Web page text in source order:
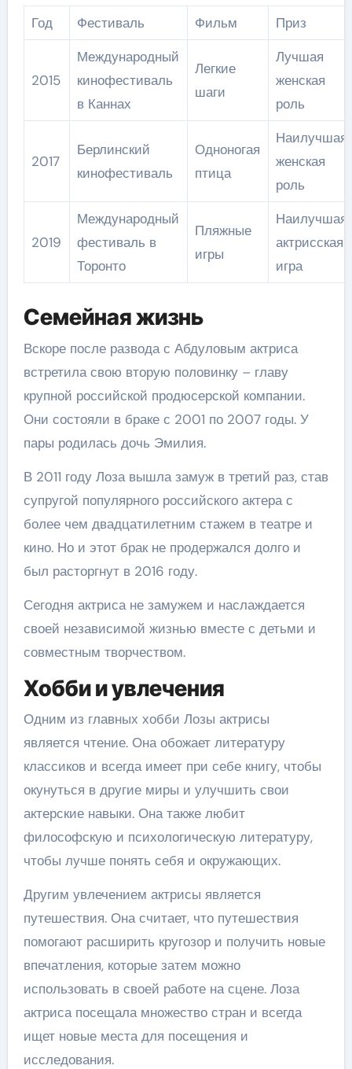
Год Фестиваль Фильм Приз
2015
Международный
кинофестиваль
в Каннах
Легкие
шаги
Лучшая
женская
роль
2017
Берлинский
кинофестиваль
Одноногая
птица
Наилучшая
женская
роль
2019
Международный
фестиваль в
Торонто
Пляжные
игры
Наилучшая
актрисская
игра
Семейная жизнь
Вскоре после развода с Абдуловым актриса
встретила свою вторую половинку – главу
крупной российской продюсерской компании.
Они состояли в браке с 2001 по 2007 годы. У
пары родилась дочь Эмилия.
В 2011 году Лоза вышла замуж в третий раз, став
супругой популярного российского актера с
более чем двадцатилетним стажем в театре и
кино. Но и этот брак не продержался долго и
был расторгнут в 2016 году.
Сегодня актриса не замужем и наслаждается
своей независимой жизнью вместе с детьми и
совместным творчеством.
Хобби и увлечения
Одним из главных хобби Лозы актрисы
является чтение. Она обожает литературу
классиков и всегда имеет при себе книгу, чтобы
окунуться в другие миры и улучшить свои
актерские навыки. Она также любит
философскую и психологическую литературу,
чтобы лучше понять себя и окружающих.
Другим увлечением актрисы является
путешествия. Она считает, что путешествия
помогают расширить кругозор и получить новые
впечатления, которые затем можно
использовать в своей работе на сцене. Лоза
актриса посещала множество стран и всегда
ищет новые места для посещения и
исследования.